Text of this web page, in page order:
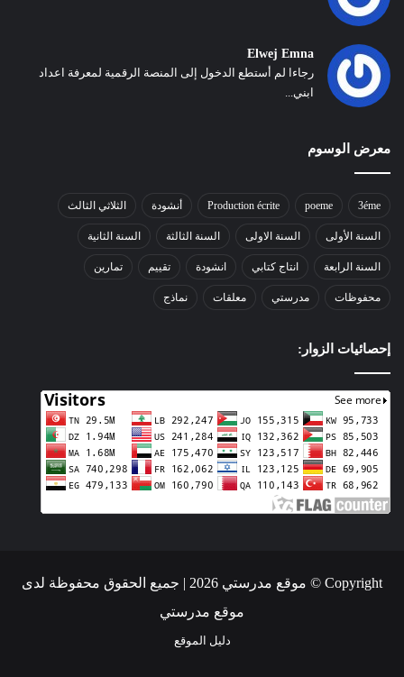
Elwej Emna
رجاءا لم أستطع الدخول إلى المنصة الرقمية لمعرفة اعداد
ابني...
معرض الوسوم
3éme
poeme
Production écrite أنشودة الثلاثي الثالث
السنة الأولى السنة الاولى السنة الثالثة السنة الثانية
السنة الرابعة انتاج كتابي انشودة تقييم تمارين
محفوظات مدرستي معلقات نماذج
إحصائيات الزوار:
Copyright © موقع مدرستي 2026 | جميع الحقوق محفوظة لدى
موقع مدرستي
دليل الموقع